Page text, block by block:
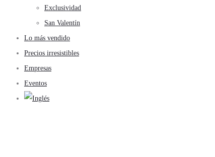
Exclusividad
San Valentín
Lo más vendido
Precios irresistibles
Empresas
Eventos